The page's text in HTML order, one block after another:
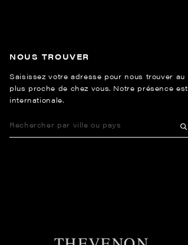
NOUS TROUVER
Saisissez votre adresse pour nous trouver au
plus proche de chez vous. Notre présence est
internationale.